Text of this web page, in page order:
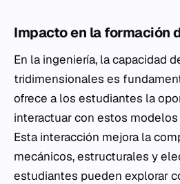
Impacto en la formación
En la ingeniería, la capacidad
tridimensionales es
ofrece a los estudiantes la
interactuar con estos modelos
Esta interacción mejora la
mecánicos, estructurales y
estudiantes pueden explorar